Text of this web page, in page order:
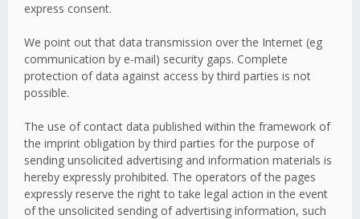
express consent.
We point out that data transmission over the Internet (eg
communication by e-mail) security gaps. Complete
protection of data against access by third parties is not
possible.
The use of contact data published within the framework of
the imprint obligation by third parties for the purpose of
sending unsolicited advertising and information materials is
hereby expressly prohibited. The operators of the pages
expressly reserve the right to take legal action in the event
of the unsolicited sending of advertising information, such